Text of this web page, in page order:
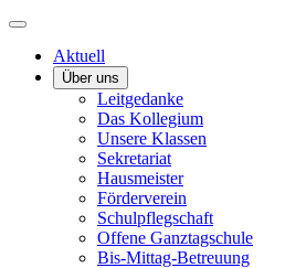
Aktuell
Über uns
Leitgedanke
Das Kollegium
Unsere Klassen
Sekretariat
Hausmeister
Förderverein
Schulpflegschaft
Offene Ganztagschule
Bis-Mittag-Betreuung